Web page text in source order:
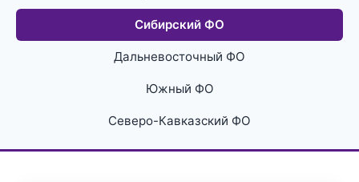
Сибирский ФО
Дальневосточный ФО
Южный ФО
Северо-Кавказский ФО